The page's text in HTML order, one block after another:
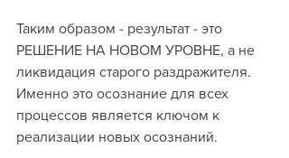
Таким образом - результат - это
РЕШЕНИЕ НА НОВОМ УРОВНЕ, а не
ликвидация старого раздражителя.
Именно это осознание для всех
процессов является ключом к
реализации новых осознаний.